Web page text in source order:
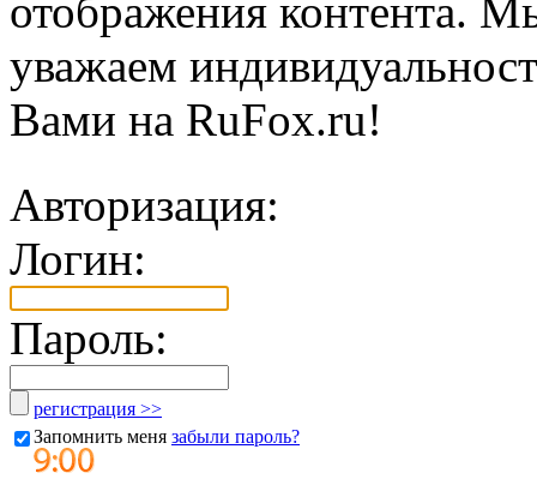
отображения контента.
уважаем
Вами на RuFox.ru!
Авторизация:
Логин:
Пароль:
регистрация >>
Запомнить меня забыли пароль?